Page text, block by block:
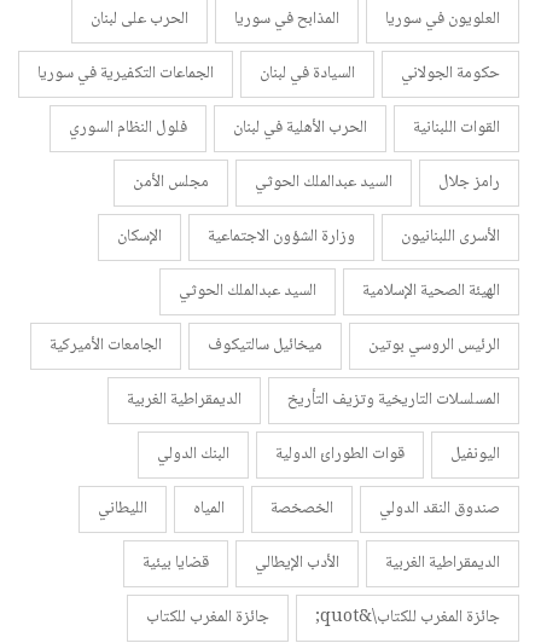
العلويون في سوريا
المذابح في سوريا
الحرب على لبنان
حكومة الجولاني
السيادة في لبنان
الجماعات التكفيرية في سوريا
القوات اللبنانية
الحرب الأهلية في لبنان
فلول النظام السوري
رامز جلال
السيد عبدالملك الحوثي
مجلس الأمن
الأسرى اللبنانيون
وزارة الشؤون الاجتماعية
الإسكان
الهيئة الصحية الإسلامية
السيد عبدالملك الحوثي
الرئيس الروسي بوتين
ميخائيل سالتيكوف
الجامعات الأميركية
المسلسلات التاريخية وتزيف التأريخ
الديمقراطية الغربية
اليونفيل
قوات الطورائ الدولية
البنك الدولي
صندوق النقد الدولي
الخصخصة المياه
الليطاني
الديمقراطية الغربية
الأدب الإيطالي
قضايا بيئية
جائزة المغرب للكتاب\&quot;
جائزة المغرب للكتاب